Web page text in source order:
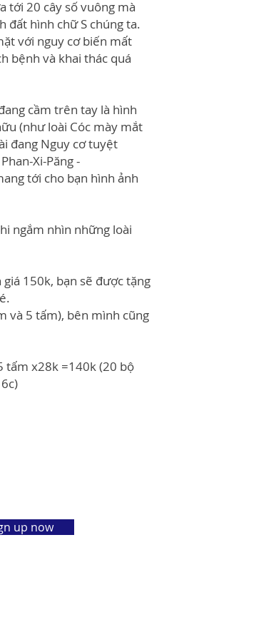
tới 20 cây số vuông mà
đất hình chữ S chúng ta.
với nguy cơ biến mất
bệnh và khai thác quá
cầm trên tay là hình
(như loài Cóc mày mắt
đang Nguy cơ tuyệt
Xi-Păng -
tới cho bạn hình ảnh
ngắm nhìn những loài
150k, bạn sẽ được tặng
và 5 tấm), bên mình cũng
tấm x28k =140k (20 bộ
up now